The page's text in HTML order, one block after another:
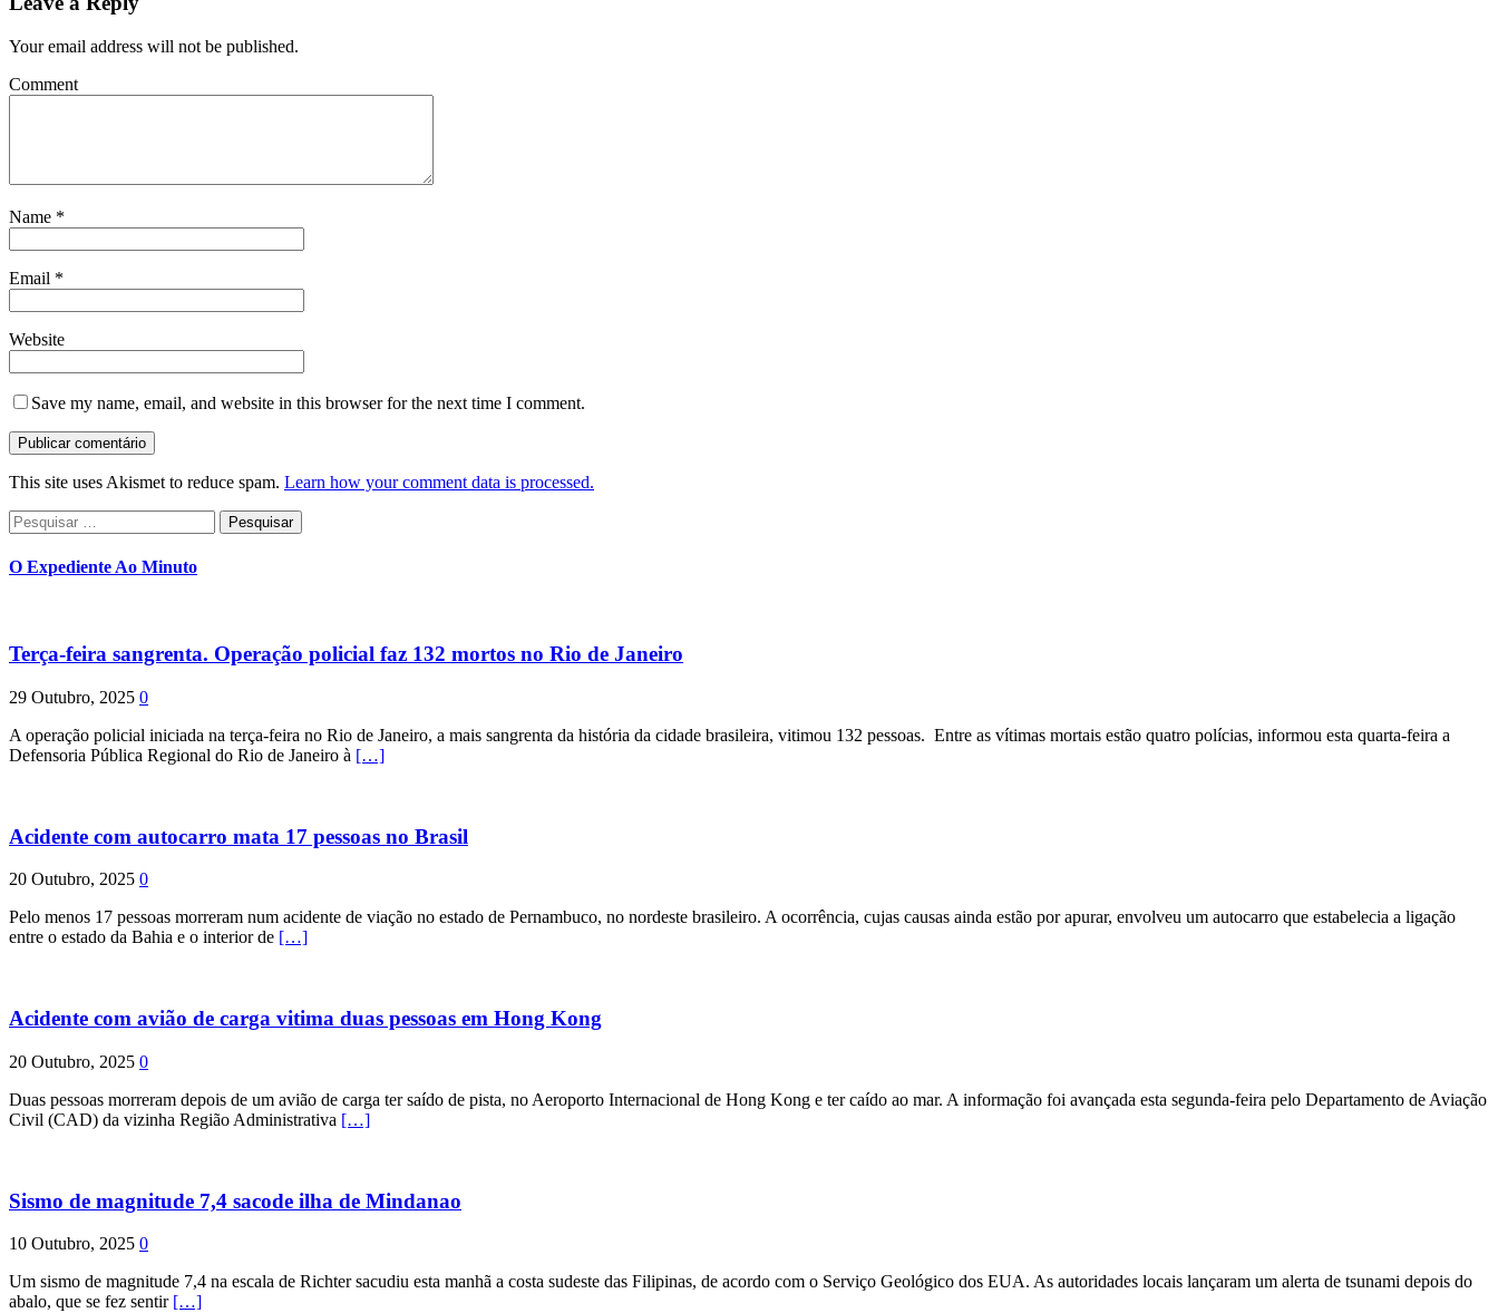
Your email address will not be published.
Comment
Name *
Email *
Website
Save my name, email, and website in this browser for the next time I comment.
This site uses Akismet to reduce spam. Learn how your comment data is processed.
Pesquisar
por:
O Expediente Ao Minuto
Terça-feira sangrenta. Operação policial faz 132 mortos no Rio de Janeiro
29 Outubro, 2025 0
A operação policial iniciada na terça-feira no Rio de Janeiro, a mais sangrenta da história da cidade brasileira, vitimou 132 pessoas. Entre as vítimas mortais estão quatro polícias, informou esta quarta-feira a
Defensoria Pública Regional do Rio de Janeiro à […]
Acidente com autocarro mata 17 pessoas no Brasil
20 Outubro, 2025 0
Pelo menos 17 pessoas morreram num acidente de viação no estado de Pernambuco, no nordeste brasileiro. A ocorrência, cujas causas ainda estão por apurar, envolveu um autocarro que estabelecia a ligação
entre o estado da Bahia e o interior de […]
Acidente com avião de carga vitima duas pessoas em Hong Kong
20 Outubro, 2025 0
Duas pessoas morreram depois de um avião de carga ter saído de pista, no Aeroporto Internacional de Hong Kong e ter caído ao mar. A informação foi avançada esta segunda-feira pelo Departamento de Aviação
Civil (CAD) da vizinha Região Administrativa […]
Sismo de magnitude 7,4 sacode ilha de Mindanao
10 Outubro, 2025 0
Um sismo de magnitude 7,4 na escala de Richter sacudiu esta manhã a costa sudeste das Filipinas, de acordo com o Serviço Geológico dos EUA. As autoridades locais lançaram um alerta de tsunami depois do
abalo, que se fez sentir […]